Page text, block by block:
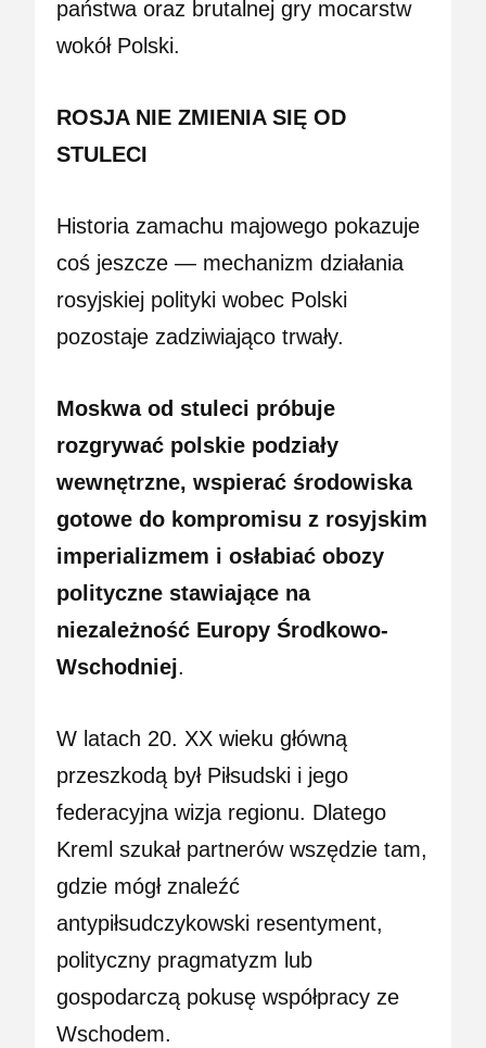
państwa oraz brutalnej gry mocarstw
wokół Polski.
ROSJA NIE ZMIENIA SIĘ OD
STULECI
Historia zamachu majowego pokazuje
coś jeszcze — mechanizm działania
rosyjskiej polityki wobec Polski
pozostaje zadziwiająco trwały.
Moskwa od stuleci próbuje
rozgrywać polskie podziały
wewnętrzne, wspierać środowiska
gotowe do kompromisu z rosyjskim
imperializmem i osłabiać obozy
polityczne stawiające na
niezależność Europy Środkowo-
Wschodniej.
W latach 20. XX wieku główną
przeszkodą był Piłsudski i jego
federacyjna wizja regionu. Dlatego
Kreml szukał partnerów wszędzie tam,
gdzie mógł znaleźć
antypiłsudczykowski resentyment,
polityczny pragmatyzm lub
gospodarczą pokusę współpracy ze
Wschodem.